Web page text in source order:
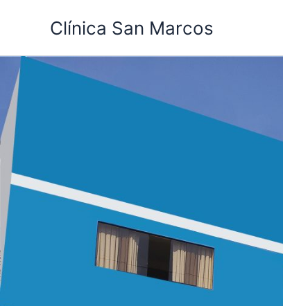
Clínica San Marcos